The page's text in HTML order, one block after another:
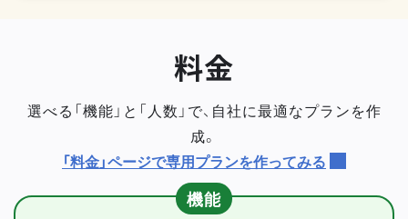
料金
選べる「機能」と「人数」で、自社に最適なプランを作
成。
「料金」ページで専用プランを作ってみる
機能